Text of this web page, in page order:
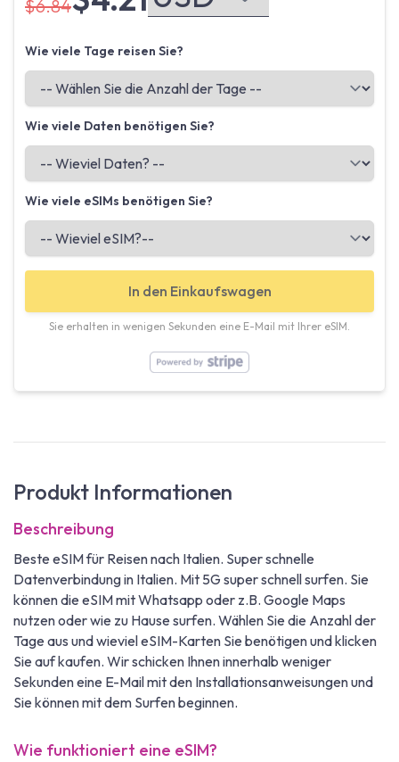
$6.84
Wie viele Tage reisen Sie?
Wie viele Daten benötigen Sie?
Wie viele eSIMs benötigen Sie?
In den Einkaufswagen
Sie erhalten in wenigen Sekunden eine E-Mail mit Ihrer eSIM.
Produkt Informationen
Beschreibung
Beste eSIM für Reisen nach Italien. Super schnelle
Datenverbindung in Italien. Mit 5G super schnell surfen. Sie
können die eSIM mit Whatsapp oder z.B. Google Maps
nutzen oder wie zu Hause surfen. Wählen Sie die Anzahl der
Tage aus und wieviel eSIM-Karten Sie benötigen und klicken
Sie auf kaufen. Wir schicken Ihnen innerhalb weniger
Sekunden eine E-Mail mit den Installationsanweisungen und
Sie können mit dem Surfen beginnen.
Wie funktioniert eine eSIM?